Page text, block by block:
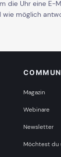
die Uhr eine E-
wie möglich
Magazin
Webinare
Newsletter
Möchtest du